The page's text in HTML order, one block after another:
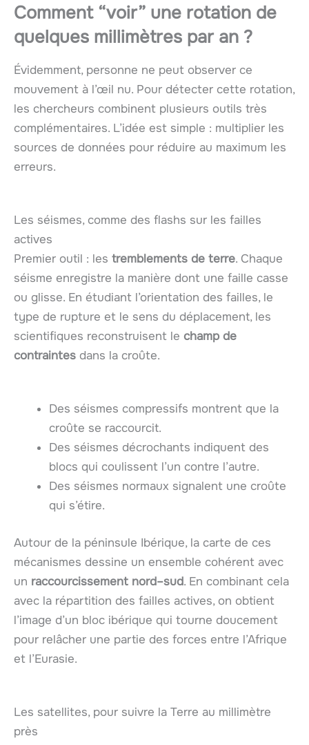
Comment “voir” une rotation de
quelques millimètres par an ?
Évidemment, personne ne peut observer ce
mouvement à l’œil nu. Pour détecter cette rotation,
les chercheurs combinent plusieurs outils très
complémentaires. L’idée est simple : multiplier les
sources de données pour réduire au maximum les
erreurs.
Les séismes, comme des flashs sur les failles
actives
Premier outil : les tremblements de terre. Chaque
séisme enregistre la manière dont une faille casse
ou glisse. En étudiant l’orientation des failles, le
type de rupture et le sens du déplacement, les
scientifiques reconstruisent le champ de
contraintes dans la croûte.
Des séismes compressifs montrent que la
croûte se raccourcit.
Des séismes décrochants indiquent des
blocs qui coulissent l’un contre l’autre.
Des séismes normaux signalent une croûte
qui s’étire.
Autour de la péninsule Ibérique, la carte de ces
mécanismes dessine un ensemble cohérent avec
un raccourcissement nord–sud. En combinant cela
avec la répartition des failles actives, on obtient
l’image d’un bloc ibérique qui tourne doucement
pour relâcher une partie des forces entre l’Afrique
et l’Eurasie.
Les satellites, pour suivre la Terre au millimètre
près